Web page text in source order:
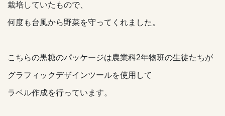
栽培していたもので、
何度も台風から野菜を守ってくれました。
こちらの黒糖のパッケージは農業科2年物班の生徒たちが
グラフィックデザインツールを使用して
ラベル作成を行っています。